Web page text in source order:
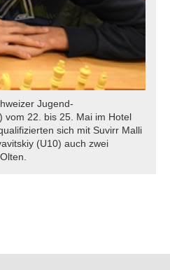
Jugend-
vom 22. bis 25. Mai im Hotel
sich mit Suvirr Malli
(U10) auch zwei